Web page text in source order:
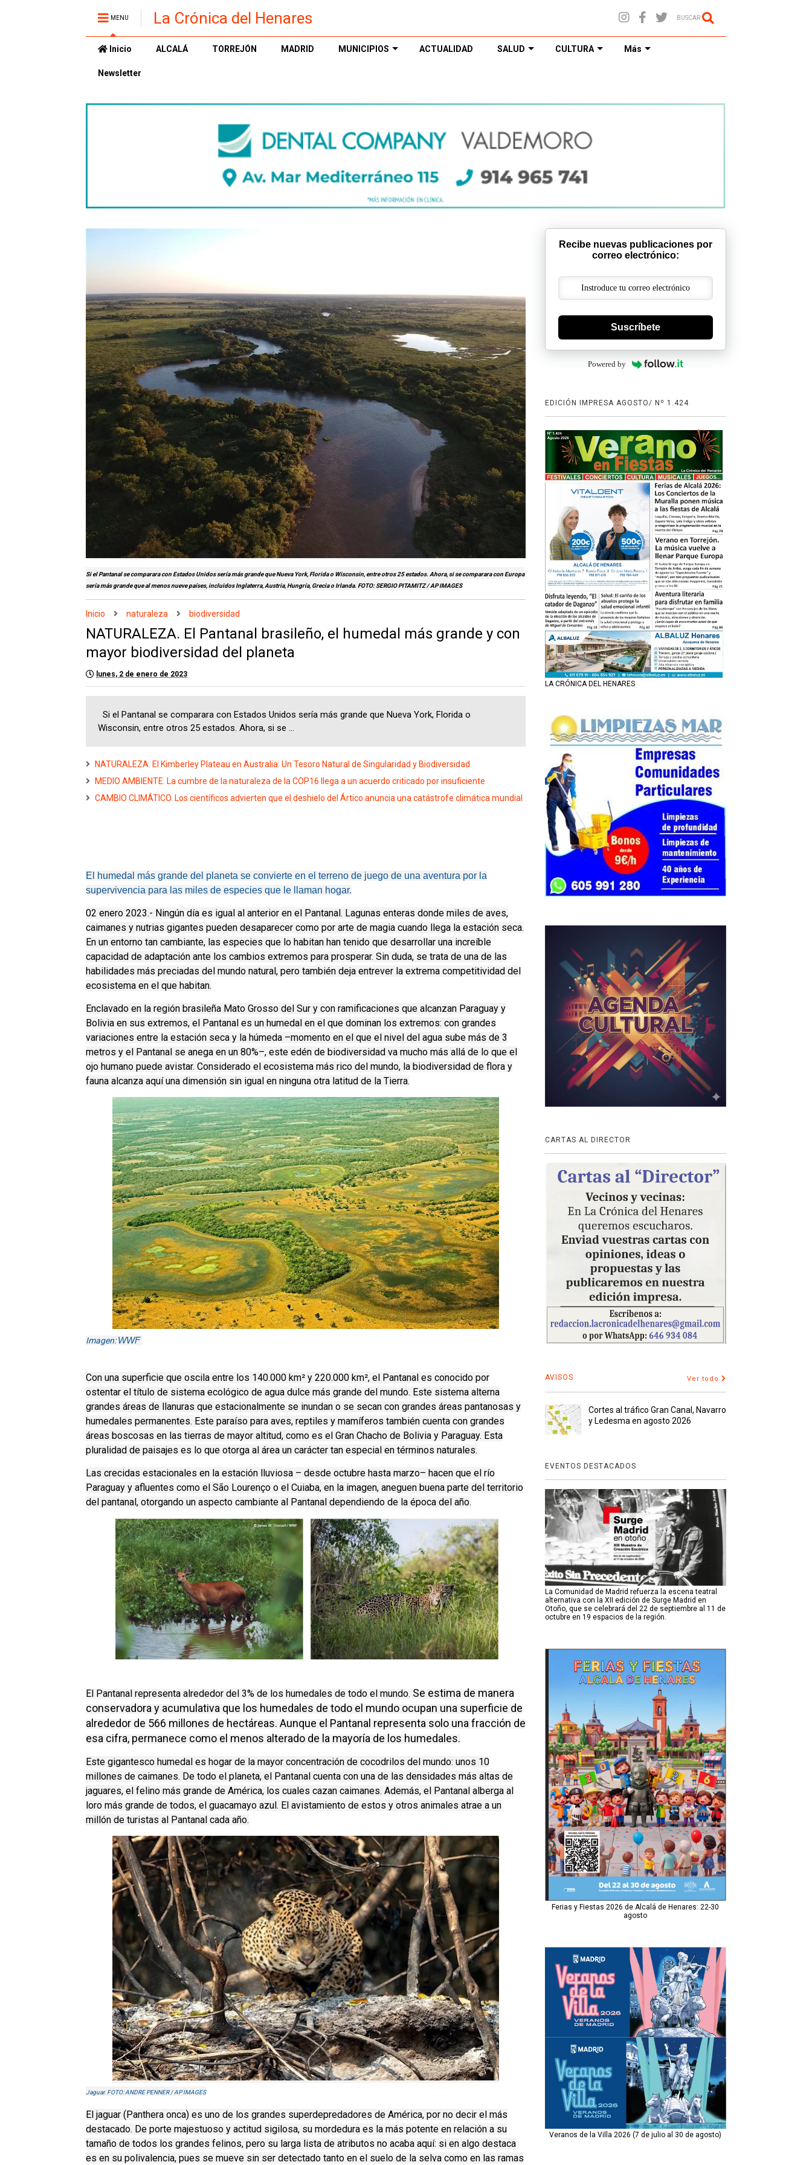
MENU La Crónica del Henares BUSCAR
Inicio ALCALÁ TORREJÓN MADRID MUNICIPIOS ACTUALIDAD SALUD CULTURA Más
Newsletter
Si el Pantanal se comparara con Estados Unidos sería más grande que Nueva York, Florida o Wisconsin, entre otros 25 estados. Ahora, si se comparara con Europa
sería más grande que al menos nueve países, incluidos Inglaterra, Austria, Hungría, Grecia o Irlanda. FOTO: SERGIO PITAMITZ / AP IMAGES
Inicio naturaleza biodiversidad
NATURALEZA. El Pantanal brasileño, el humedal más grande y con
mayor biodiversidad del planeta
lunes, 2 de enero de 2023
Si el Pantanal se comparara con Estados Unidos sería más grande que Nueva York, Florida o
Wisconsin, entre otros 25 estados. Ahora, si se ...
NATURALEZA. El Kimberley Plateau en Australia: Un Tesoro Natural de Singularidad y Biodiversidad
MEDIO AMBIENTE. La cumbre de la naturaleza de la COP16 llega a un acuerdo criticado por insuficiente
CAMBIO CLIMÁTICO. Los científicos advierten que el deshielo del Ártico anuncia una catástrofe climática mundial
El humedal más grande del planeta se convierte en el terreno de juego de una aventura por la
supervivencia para las miles de especies que le llaman hogar.
02 enero 2023.- Ningún día es igual al anterior en el Pantanal. Lagunas enteras donde miles de aves,
caimanes y nutrias gigantes pueden desaparecer como por arte de magia cuando llega la estación seca.
En un entorno tan cambiante, las especies que lo habitan han tenido que desarrollar una increíble
capacidad de adaptación ante los cambios extremos para prosperar. Sin duda, se trata de una de las
habilidades más preciadas del mundo natural, pero también deja entrever la extrema competitividad del
ecosistema en el que habitan.
Enclavado en la región brasileña Mato Grosso del Sur y con ramificaciones que alcanzan Paraguay y
Bolivia en sus extremos, el Pantanal es un humedal en el que dominan los extremos: con grandes
variaciones entre la estación seca y la húmeda –momento en el que el nivel del agua sube más de 3
metros y el Pantanal se anega en un 80%–, este edén de biodiversidad va mucho más allá de lo que el
ojo humano puede avistar. Considerado el ecosistema más rico del mundo, la biodiversidad de flora y
fauna alcanza aquí una dimensión sin igual en ninguna otra latitud de la Tierra.
Imagen:WWF
Con una superficie que oscila entre los 140.000 km² y 220.000 km², el Pantanal es conocido por
ostentar el título de sistema ecológico de agua dulce más grande del mundo. Este sistema alterna
grandes áreas de llanuras que estacionalmente se inundan o se secan con grandes áreas pantanosas y
humedales permanentes. Este paraíso para aves, reptiles y mamíferos también cuenta con grandes
áreas boscosas en las tierras de mayor altitud, como es el Gran Chacho de Bolivia y Paraguay. Esta
pluralidad de paisajes es lo que otorga al área un carácter tan especial en términos naturales.
Las crecidas estacionales en la estación lluviosa – desde octubre hasta marzo– hacen que el río
Paraguay y afluentes como el São Lourenço o el Cuiaba, en la imagen, aneguen buena parte del territorio
del pantanal, otorgando un aspecto cambiante al Pantanal dependiendo de la época del año.
El Pantanal representa alrededor del 3% de los humedales de todo el mundo. Se estima de manera
conservadora y acumulativa que los humedales de todo el mundo ocupan una superficie de
alrededor de 566 millones de hectáreas. Aunque el Pantanal representa solo una fracción de
esa cifra, permanece como el menos alterado de la mayoría de los humedales.
Este gigantesco humedal es hogar de la mayor concentración de cocodrilos del mundo: unos 10
millones de caimanes. De todo el planeta, el Pantanal cuenta con una de las densidades más altas de
jaguares, el felino más grande de América, los cuales cazan caimanes. Además, el Pantanal alberga al
loro más grande de todos, el guacamayo azul. El avistamiento de estos y otros animales atrae a un
millón de turistas al Pantanal cada año.
Jaguar. FOTO: ANDRE PENNER / AP IMAGES
El jaguar (Panthera onca) es uno de los grandes superdepredadores de América, por no decir el más
destacado. De porte majestuoso y actitud sigilosa, su mordedura es la más potente en relación a su
tamaño de todos los grandes felinos, pero su larga lista de atributos no acaba aquí: si en algo destaca
es en su polivalencia, pues se mueve sin ser detectado tanto en el suelo de la selva como en las ramas
Recibe nuevas publicaciones por
correo electrónico:
Suscríbete
Powered by
EDICIÓN IMPRESA AGOSTO/ Nº 1.424
LA CRÓNICA DEL HENARES
CARTAS AL DIRECTOR
AVISOS Ver todo
Cortes al tráfico Gran Canal, Navarro
y Ledesma en agosto 2026
EVENTOS DESTACADOS
La Comunidad de Madrid refuerza la escena teatral
alternativa con la XII edición de Surge Madrid en
Otoño, que se celebrará del 22 de septiembre al 11 de
octubre en 19 espacios de la región.
Ferias y Fiestas 2026 de Alcalá de Henares: 22-30
agosto
Veranos de la Villa 2026 (7 de julio al 30 de agosto)